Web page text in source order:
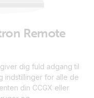
Remote
dig fuld adgang til
indstillinger for alle de
din CCGX eller